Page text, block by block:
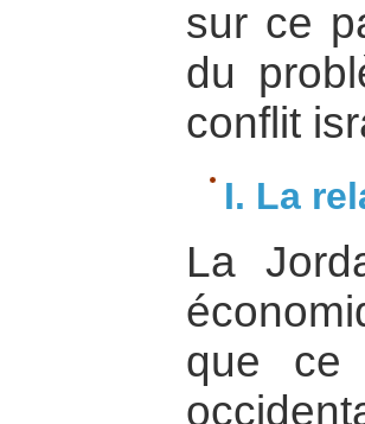
sur ce
du
conflit
I. La
La
que ce